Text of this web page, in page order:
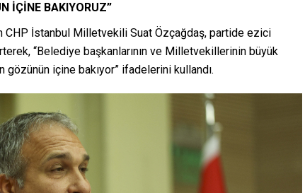
İÇİNE BAKIYORUZ”
CHP İstanbul Milletvekili Suat Özçağdaş, partide ezici
“Belediye başkanlarının ve Milletvekillerinin büyük
içine bakıyor” ifadelerini kullandı.